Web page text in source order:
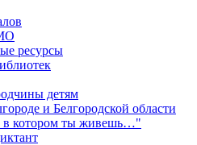
ресурсы
детям
и Белгородской области
в котором ты живешь…"